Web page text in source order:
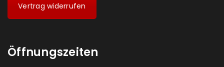
Vertrag widerrufen
Öffnungszeiten